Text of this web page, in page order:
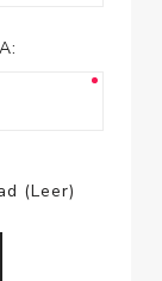
(Leer)